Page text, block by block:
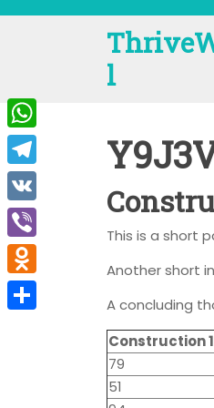
l
This is a short
Another short
A concluding
Construction 1
79
51
W
h
a
A
T
e
l
e
g
V
K
V
i
b
O